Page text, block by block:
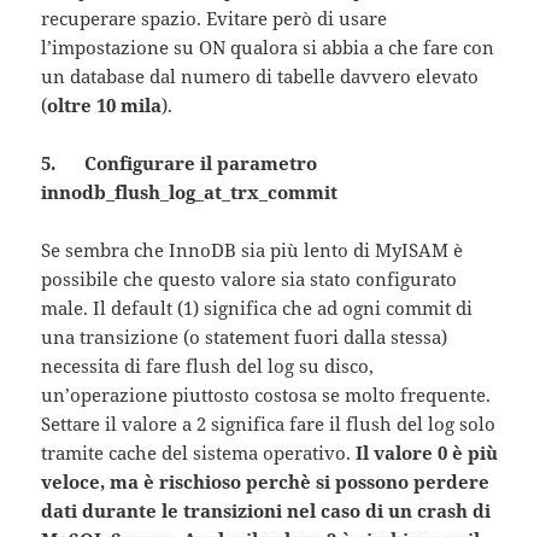
recuperare spazio. Evitare però di usare
l’impostazione su ON qualora si abbia a che fare con
un database dal numero di tabelle davvero elevato
(oltre 10 mila).
5. Configurare il parametro
innodb_flush_log_at_trx_commit
Se sembra che InnoDB sia più lento di MyISAM è
possibile che questo valore sia stato configurato
male. Il default (1) significa che ad ogni commit di
una transizione (o statement fuori dalla stessa)
necessita di fare flush del log su disco,
un’operazione piuttosto costosa se molto frequente.
Settare il valore a 2 significa fare il flush del log solo
tramite cache del sistema operativo.Il valore 0 è più
veloce, ma è rischioso perchè si possono perdere
dati durante le transizioni nel caso di un crash di